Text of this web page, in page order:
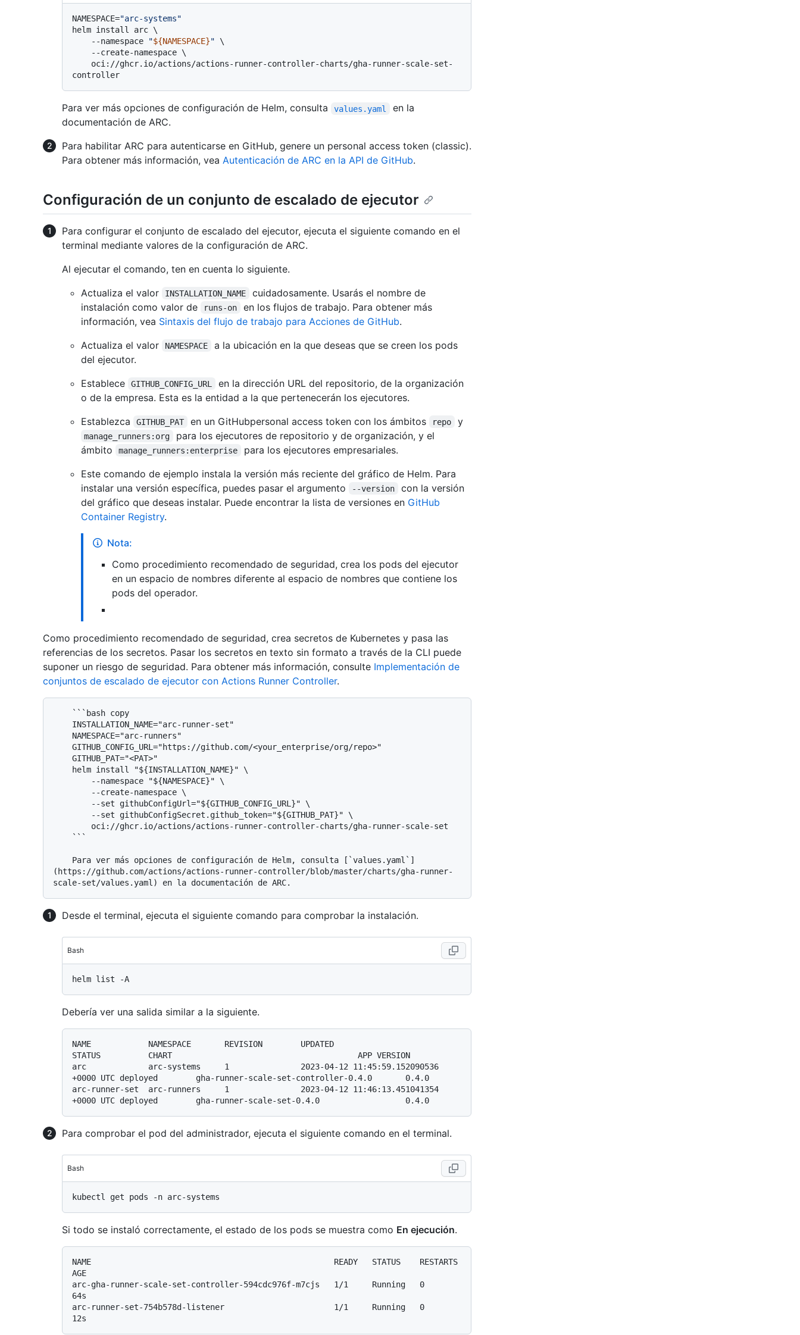
NAMESPACE="arc-systems"
helm install arc \
    --namespace
"${NAMESPACE}" \
Para ver más opciones de configuración de Helm, consulta values.yaml
en la
documentación de ARC.
Para habilitar ARC para autenticarse en GitHub, genere un personal access token (classic).
Para obtener más información, vea Autenticación de ARC en la API de GitHub.
Configuración de un conjunto de escalado de ejecutor
Para configurar el conjunto de escalado del ejecutor, ejecuta el siguiente comando en el
terminal mediante valores de la configuración de ARC.
Al ejecutar el comando, ten en cuenta lo siguiente.
Actualiza el valor
INSTALLATION_NAME
cuidadosamente. Usarás el nombre de
instalación como valor de
runs-on
en los flujos de trabajo. Para obtener más
información, vea Sintaxis del flujo de trabajo para Acciones de GitHub.
Actualiza el valor
NAMESPACE
a la ubicación en la que deseas que se creen los pods
del ejecutor.
Establece
GITHUB_CONFIG_URL
en la dirección URL del repositorio, de la organización
o de la empresa. Esta es la entidad a la que pertenecerán los ejecutores.
Establezca
GITHUB_PAT en un GitHubpersonal access token con los ámbitos repo y
manage_runners:org
para los ejecutores de repositorio y de organización, y el
ámbito
manage_runners:enterprise
para los ejecutores empresariales.
Este comando de ejemplo instala la versión más reciente del gráfico de Helm. Para
instalar una versión específica, puedes pasar el argumento
--version
con la versión
del gráfico que deseas instalar. Puede encontrar la lista de versiones en GitHub
Container Registry.
Nota:
Como procedimiento recomendado de seguridad, crea los pods del ejecutor
en un espacio de nombres diferente al espacio de nombres que contiene los
pods del operador.
Como procedimiento recomendado de seguridad, crea secretos de Kubernetes y pasa las
referencias de los secretos. Pasar los secretos en texto sin formato a través de la CLI puede
suponer un riesgo de seguridad. Para obtener más información, consulte Implementación de
conjuntos de escalado de ejecutor con Actions Runner Controller.
(https://github.com/actions/actions-runner-controller/blob/master/charts/gha-runner-
Desde el terminal, ejecuta el siguiente comando para comprobar la instalación.
Bash
Debería ver una salida similar a la siguiente.
NAME            NAMESPACE       REVISION        UPDATED
STATUS          CHART                                       APP VERSION
arc             arc-systems     1               2023-04-12 11:45:59.152090536
+0000 UTC deployed        gha-runner-scale-set-controller-0.4.0       0.4.0
arc-runner-set  arc-runners     1               2023-04-12 11:46:13.451041354
Para comprobar el pod del administrador, ejecuta el siguiente comando en el terminal.
Bash
Si todo se instaló correctamente, el estado de los pods se muestra como En ejecución.
NAME                                                   READY   STATUS    RESTARTS
AGE
arc-gha-runner-scale-set-controller-594cdc976f-m7cjs   1/1     Running   0
64s
arc-runner-set-754b578d-listener                       1/1     Running   0